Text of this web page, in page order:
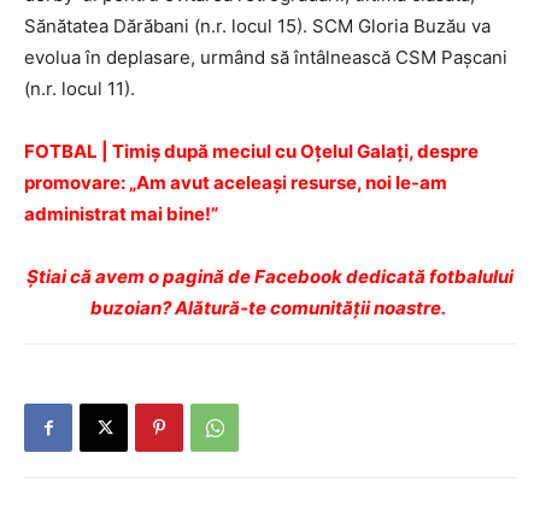
Sănătatea Dărăbani (n.r. locul 15). SCM Gloria Buzău va
evolua în deplasare, urmând să întâlnească CSM Paşcani
(n.r. locul 11).
FOTBAL | Timiş după meciul cu Oţelul Galaţi, despre
promovare: „Am avut aceleaşi resurse, noi le-am
administrat mai bine!”
Ştiai că avem o pagină de Facebook dedicată fotbalului
buzoian? Alătură-te comunității noastre.